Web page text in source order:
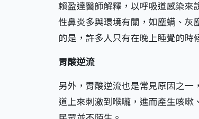
賴盈達醫師解釋，以呼吸道感染來
性鼻炎多與環境有關，如塵螨、灰
的是，許多人只有在晚上睡覺的時
胃酸逆流
另外，胃酸逆流也是常見原因之
道上來刺激到喉嚨，進而產生咳